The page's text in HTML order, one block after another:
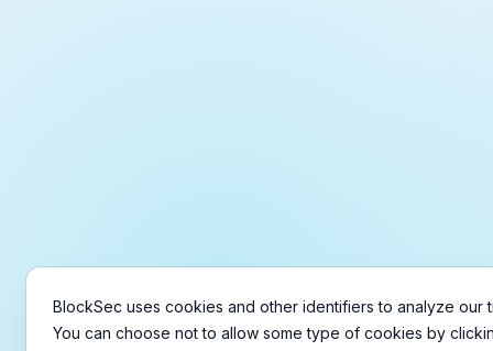
Copyright © 2021-2026BlockSecTerms &
BlockSec uses cookies and other identifiers to analyze our
You can choose not to allow some type of cookies by